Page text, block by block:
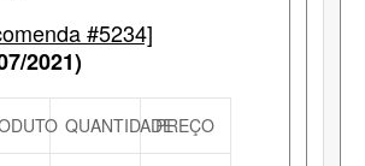
#5234]
2021)
QUANTIDADEPREÇO